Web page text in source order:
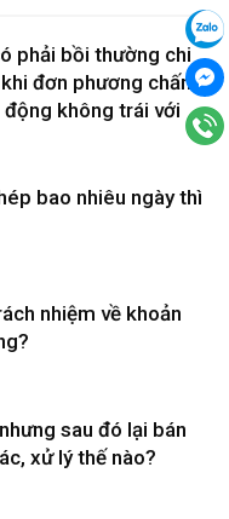
phải bồi thường chi
đơn phương chấm
không trái với
bao nhiêu ngày thì
nhiệm về khoản
sau đó lại bán
xử lý thế nào?